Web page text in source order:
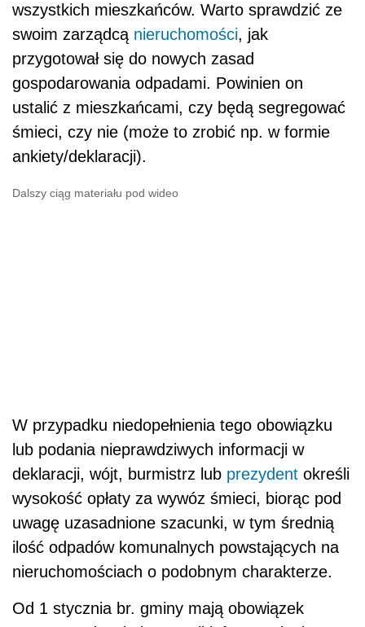
wszystkich mieszkańców. Warto sprawdzić ze
swoim zarządcą nieruchomości, jak
przygotował się do nowych zasad
gospodarowania odpadami. Powinien on
ustalić z mieszkańcami, czy będą segregować
śmieci, czy nie (może to zrobić np. w formie
ankiety/deklaracji).
Dalszy ciąg materiału pod wideo
W przypadku niedopełnienia tego obowiązku
lub podania nieprawdziwych informacji w
deklaracji, wójt, burmistrz lub prezydent określi
wysokość opłaty za wywóz śmieci, biorąc pod
uwagę uzasadnione szacunki, w tym średnią
ilość odpadów komunalnych powstających na
nieruchomościach o podobnym charakterze.
Od 1 stycznia br. gminy mają obowiązek